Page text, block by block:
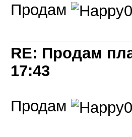
Продам
RE: Продам
17:43
Продам